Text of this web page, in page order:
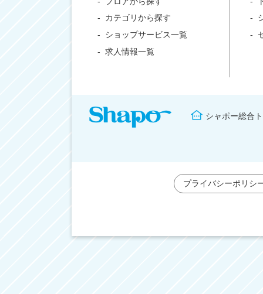
カテゴリから探す
ショップサービス一覧
求人情報一覧
シャポー総合
プライバシーポリシ